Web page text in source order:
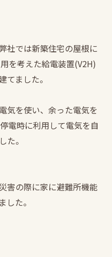
社では新築住宅の屋根に
を考えた給電装置(V2H)
てました。
気を使い、余った電気を
電時に利用して電気を自
た。
害の際に家に避難所機能
た。